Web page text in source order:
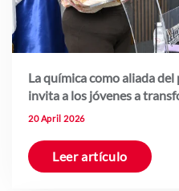
La química como aliada
invita a los jóvenes a
20 April 2026
Leer artículo